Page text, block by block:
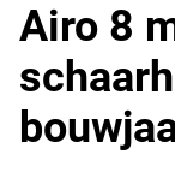
Airo 8